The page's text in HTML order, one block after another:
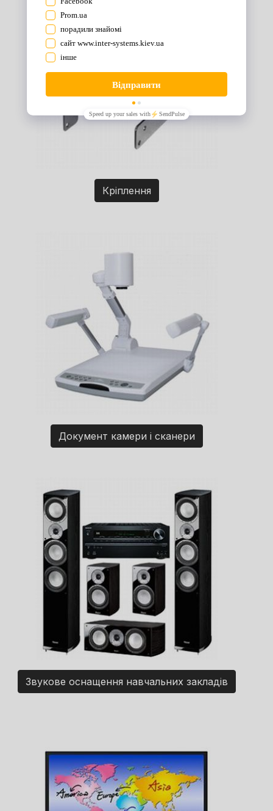
Кріплення
Документ камери і сканери
Звукове оснащення навчальних закладів